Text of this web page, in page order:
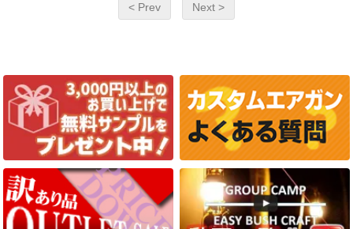
< Prev Next >